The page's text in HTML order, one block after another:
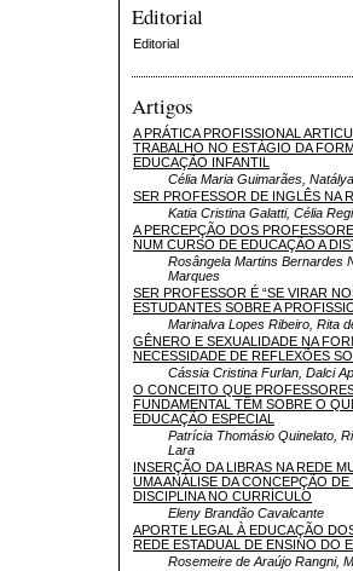
Editorial
Editorial
Artigos
A PRÁTICA PROFISSIONAL
TRABALHO NO ESTÁGIO DA
EDUCAÇÃO INFANTIL
Célia Maria Guimarães,
SER PROFESSOR DE INGLÊS NA
Katia Cristina Galatti, Célia
A PERCEPÇÃO DOS
NUM CURSO DE EDUCAÇÃO A
Rosângela Martins Bernardes
Marques
SER PROFESSOR É “SE VIRAR
ESTUDANTES SOBRE A
Marinalva Lopes Ribeiro, Rita
GÊNERO E SEXUALIDADE NA
NECESSIDADE DE REFLEXÕES
Cássia Cristina Furlan, Dalci
O CONCEITO QUE
FUNDAMENTAL TÊM SOBRE O
EDUCAÇÃO ESPECIAL
Patrícia Thomásio Quinelato,
Lara
INSERÇÃO DA LIBRAS NA REDE
UMA ANÁLISE DA CONCEPÇÃO
DISCIPLINA NO CURRÍCULO
Eleny Brandão Cavalcante
APORTE LEGAL À EDUCAÇÃO
REDE ESTADUAL DE ENSINO DO
Rosemeire de Araújo Rangni,